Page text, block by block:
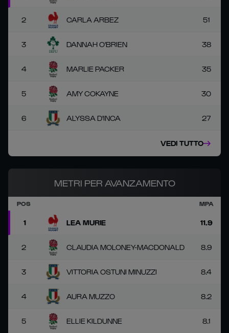
2 CARLA ARBEZ 51
3 DANNAH O'BRIEN 38
4 MARLIE PACKER 35
5 AMY COKAYNE 30
6 ALYSSA D'INCA 27
VEDI TUTTO
METRI PER AVANZAMENTO
POS MPA
1 LEA MURIE 11.9
2 CLAUDIA MOLONEY-MACDONALD 8.9
3 VITTORIA OSTUNI MINUZZI 8.4
4 AURA MUZZO 8.2
5 ELLIE KILDUNNE 8.1